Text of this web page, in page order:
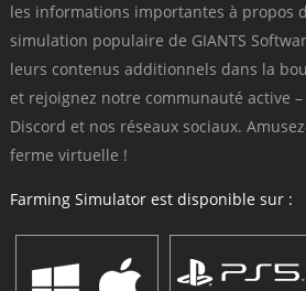
les informations importantes à propos
simulation populaire de GIANTS
leurs contenus additionnels dans la
et rejoignez notre communauté active
Discord et nos réseaux sociaux.
ferme virtuelle !
Farming Simulator est disponible sur :